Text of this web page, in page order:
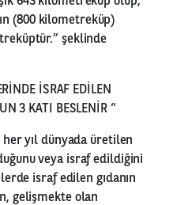
(800 kilometreküp)
şeklinde
İSRAF EDİLEN
3 KATI BESLENİR “
yıl dünyada üretilen
veya israf edildiğini
israf edilen gıdanın
gelişmekte olan